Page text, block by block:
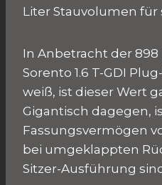
Liter Stauvolumen für
In Anbetracht der 898
Sorento 1.6 T-GDI
weiß, ist dieser Wert
Gigantisch dagegen,
Fassungsvermögen
bei umgeklappten
Sitzer-Ausführung